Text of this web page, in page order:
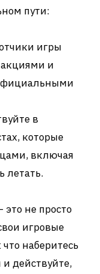
пути:
игры
и
в
которые
включая
летать.
не просто
игровые
наберитесь
действуйте,